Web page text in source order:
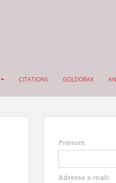
CITATIONS GOLDORAK
Prénom
Adresse e-mail: